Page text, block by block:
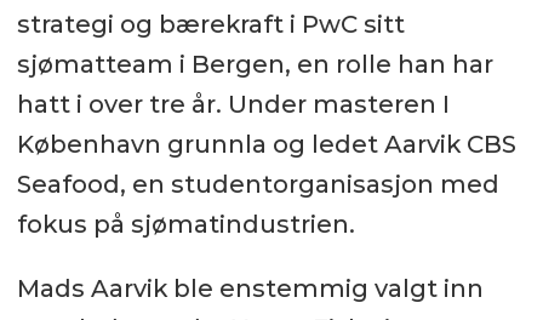
strategi og bærekraft i PwC sitt
sjømatteam i Bergen, en rolle han har
hatt i over tre år. Under masteren I
København grunnla og ledet Aarvik CBS
Seafood, en studentorganisasjon med
fokus på sjømatindustrien.
Mads Aarvik ble enstemmig valgt inn